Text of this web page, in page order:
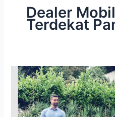
Dealer
Terdekat
Dealer
Mobil
Hyundai
Pamanukan